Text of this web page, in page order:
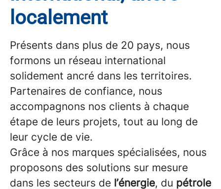
localement
Présents dans plus de 20 pays, nous
formons un réseau international
solidement ancré dans les territoires.
Partenaires de confiance, nous
accompagnons nos clients à chaque
étape de leurs projets, tout au long de
leur cycle de vie.
Grâce à nos marques spécialisées, nous
proposons des solutions sur mesure
dans les secteurs de l’énergie, du pétrole